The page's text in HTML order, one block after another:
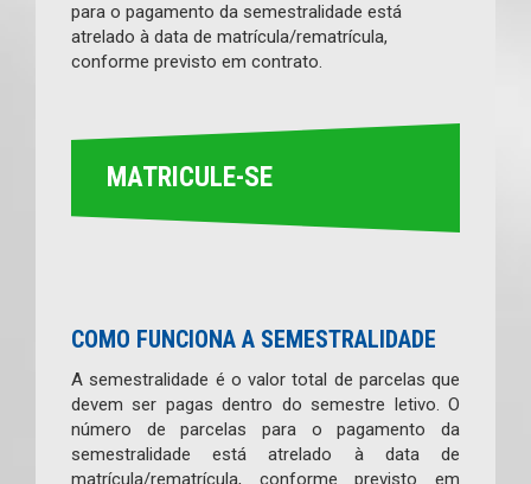
para o pagamento da semestralidade está
atrelado à data de matrícula/rematrícula,
conforme previsto em contrato.
MATRICULE-SE
COMO FUNCIONA A SEMESTRALIDADE
A semestralidade é o valor total de parcelas que
devem ser pagas dentro do semestre letivo. O
número de parcelas para o pagamento da
semestralidade está atrelado à data de
matrícula/rematrícula, conforme previsto em